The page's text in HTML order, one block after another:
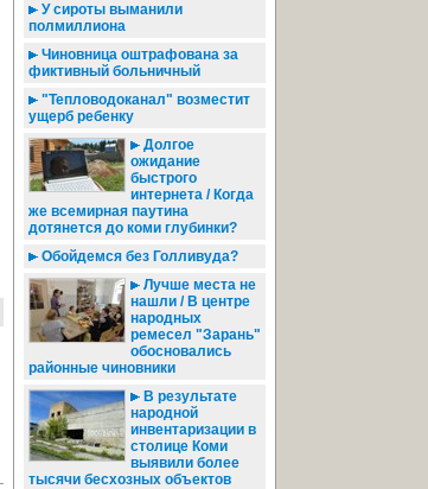
У сироты выманили
полмиллиона
Чиновница оштрафована за
фиктивный больничный
"Тепловодоканал" возместит
ущерб ребенку
Долгое
ожидание
быстрого
интернета / Когда
же всемирная паутина
дотянется до коми глубинки?
Обойдемся без Голливуда?
Лучше места не
нашли / В центре
народных
ремесел "Зарань"
обосновались
районные чиновники
В результате
народной
инвентаризации в
столице Коми
выявили более
тысячи бесхозных объектов